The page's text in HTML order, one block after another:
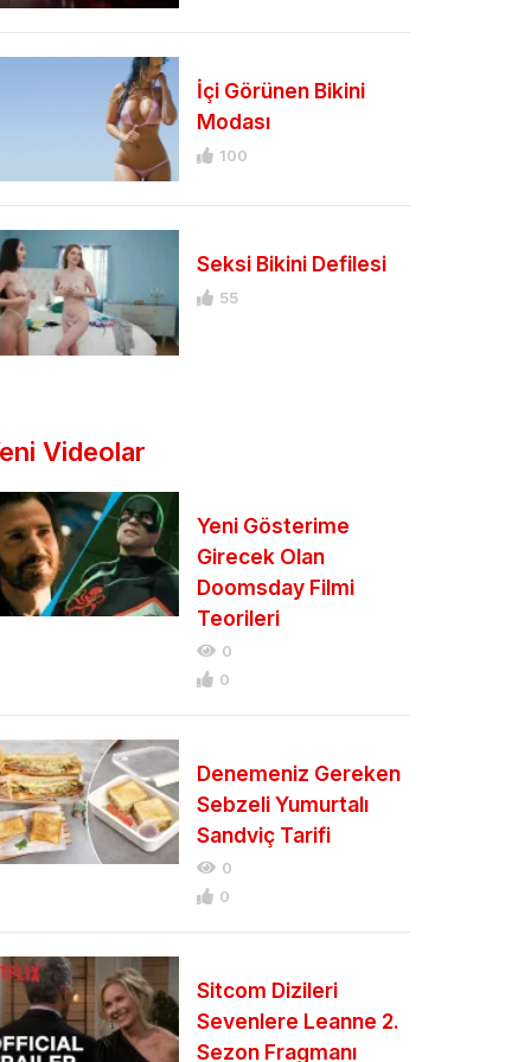
İçi Görünen Bikini
Modası
100
Seksi Bikini Defilesi
55
Videolar
Yeni Gösterime
Girecek Olan
Doomsday Filmi
Teorileri
0
0
Denemeniz Gereken
Sebzeli Yumurtalı
Sandviç Tarifi
0
0
Sitcom Dizileri
Sevenlere Leanne 2.
Sezon Fragmanı